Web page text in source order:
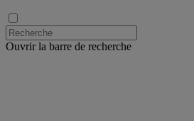
Ouvrir la barre de recherche